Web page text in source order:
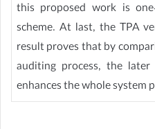
this proposed work is
scheme. At last, the TPA
result proves that by
auditing process, the
enhances the whole system